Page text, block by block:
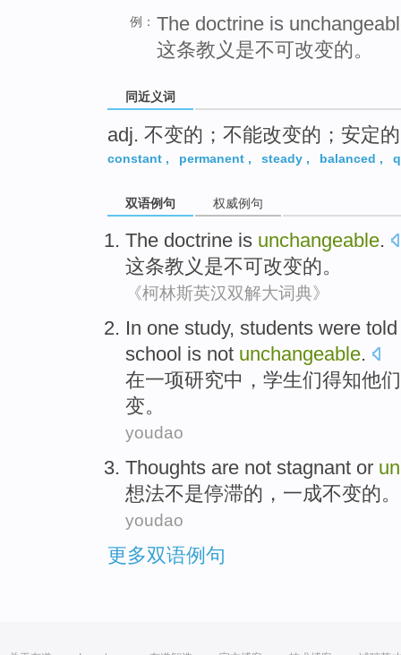
例： The doctrine is
这条教义是不可改变的。
同近义词
adj. 不变的；不能改变的；安定的
constant , permanent , steady , balanced ,
双语例句 权威例句
The doctrine is unchangeable.
这条教义 是不可改变的。
《柯林斯英汉双解大词典》
In one study, students were
school is not unchangeable.
在一项研究中， 学生们得知他们
变。
youdao
Thoughts are not stagnant or
想法不是停滞的， 一成不变的。
youdao
更多双语例句